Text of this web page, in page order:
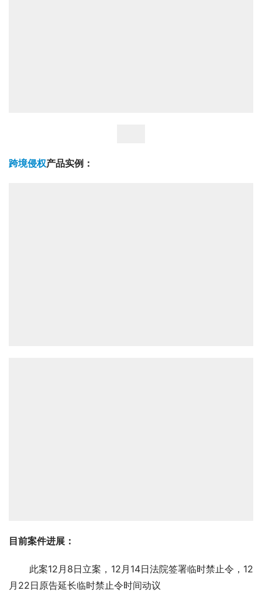
跨境侵权产品实例：
目前案件进展 ：
月22日原告延长临时禁止令时间动议